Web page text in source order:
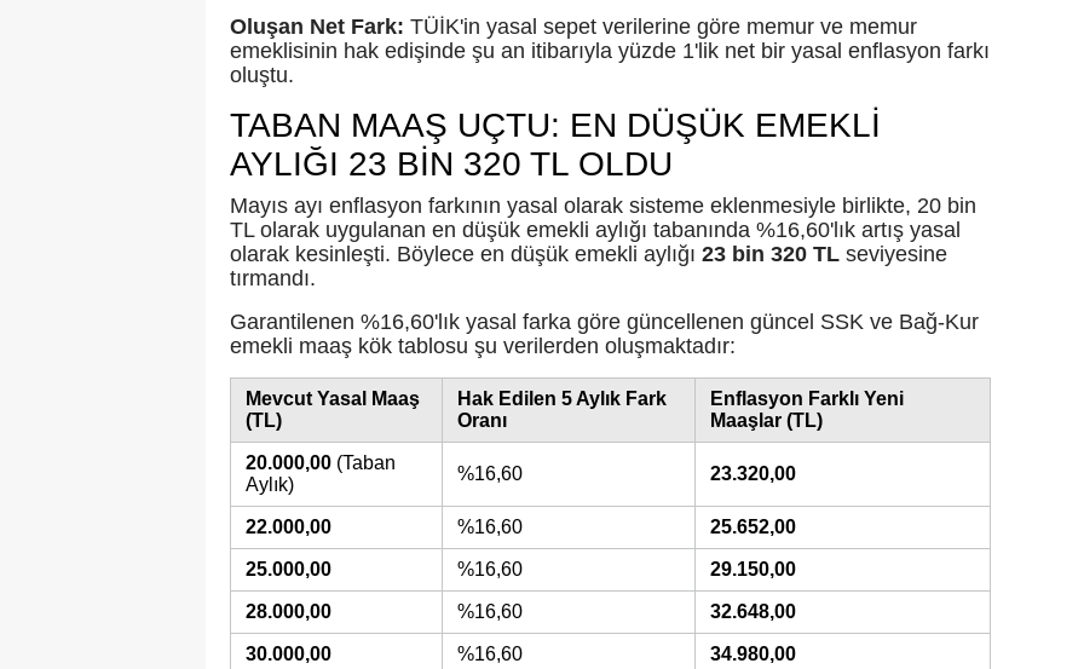
Malatya
Ordu
Samsun
Siirt
Oluşan Net Fark: TÜİK'in yasal sepet verilerine göre memur ve memur
emeklisinin hak edişinde şu an itibarıyla yüzde 1'lik net bir yasal enflasyon farkı
oluştu.
TABAN MAAŞ UÇTU: EN DÜŞÜK EMEKLİ
AYLIĞI 23 BİN 320 TL OLDU
Mayıs ayı enflasyon farkının yasal olarak sisteme eklenmesiyle birlikte, 20 bin
TL olarak uygulanan en düşük emekli aylığı tabanında %16,60'lık artış yasal
olarak kesinleşti. Böylece en düşük emekli aylığı 23 bin 320 TL seviyesine
tırmandı.
Garantilenen %16,60'lık yasal farka göre güncellenen güncel SSK ve Bağ-Kur
emekli maaş kök tablosu şu verilerden oluşmaktadır:
Mevcut Yasal Maaş
(TL)
Hak Edilen 5 Aylık Fark
Oranı
Enflasyon Farklı Yeni
Maaşlar (TL)
20.000,00 (Taban
Aylık)
%16,60 23.320,00
22.000,00 %16,60 25.652,00
25.000,00 %16,60 29.150,00
28.000,00 %16,60 32.648,00
30.000,00 %16,60 34.980,00